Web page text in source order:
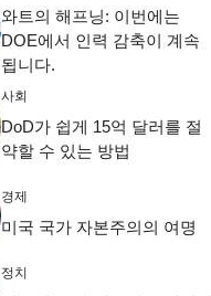
와트의 해프닝: 이번에는
DOE에서 인력 감축이 계속
됩니다.
사회
DoD가 쉽게 15억 달러를 절
약할 수 있는 방법
경제
미국 국가 자본주의의 여명
정치